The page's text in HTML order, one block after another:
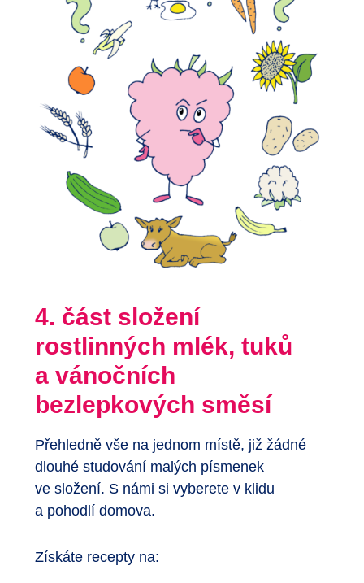
4. část složení
rostlinných mlék, tuků
a vánočních
bezlepkových směsí
Přehledně vše na jednom místě, již žádné
dlouhé studování malých písmenek
ve složení. S námi si vyberete v klidu
a pohodlí domova.
Získáte recepty na: